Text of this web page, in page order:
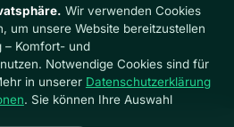
Einstellungen
Wir verwenden Cookies
um unsere Website bereitzustellen
– Komfort- und
Notwendige Cookies sind für
in unserer Datenschutzerklärung
. Sie können Ihre Auswahl